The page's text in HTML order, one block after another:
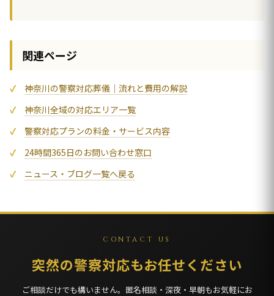
関連ページ
神奈川の警察対応葬儀｜流れと費用の解説
神奈川全域の対応エリア一覧
警察対応プランの料金・サービス内容
24時間365日のお問い合わせ窓口
ニュース・ブログ一覧へ戻る
CONTACT US
突然の警察対応もお任せください
ご相談だけでも構いません。匿名相談・深夜・早朝もお気軽にお